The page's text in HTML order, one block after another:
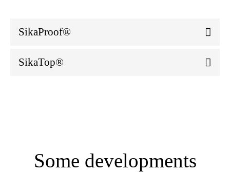
SikaProof®
SikaTop®
Some developments